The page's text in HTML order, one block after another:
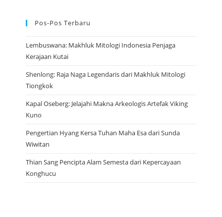
Pos-Pos Terbaru
Lembuswana: Makhluk Mitologi Indonesia Penjaga
Kerajaan Kutai
Shenlong: Raja Naga Legendaris dari Makhluk Mitologi
Tiongkok
Kapal Oseberg: Jelajahi Makna Arkeologis Artefak Viking
Kuno
Pengertian Hyang Kersa Tuhan Maha Esa dari Sunda
Wiwitan
Thian Sang Pencipta Alam Semesta dari Kepercayaan
Konghucu